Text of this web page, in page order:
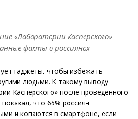
«Лаборатории Касперского»
факты о россиянах
гаджеты, чтобы избежать
людьми. К такому выводу
Касперского» после проведенного
что 66% россиян
и копаются в смартфоне, если